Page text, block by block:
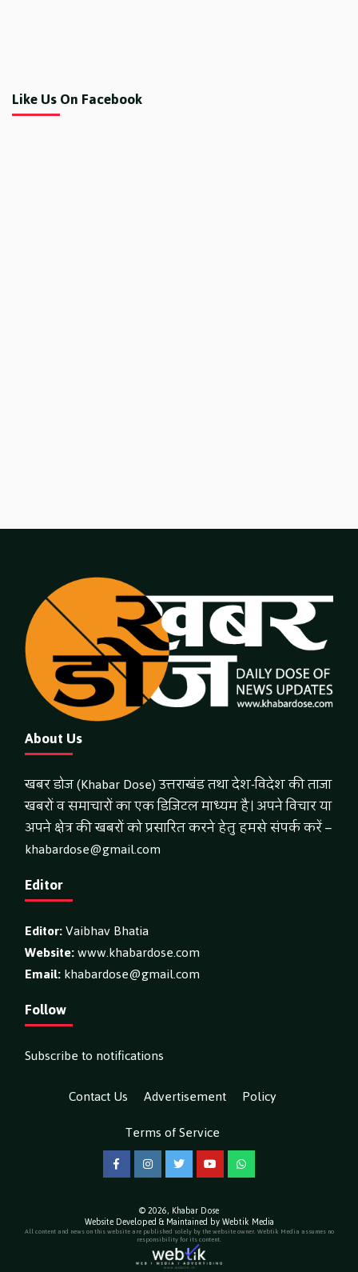
Like Us On Facebook
About Us
खबर डोज (Khabar Dose) उत्तराखंड तथा देश-विदेश की ताजा
खबरों व समाचारों का एक डिजिटल माध्यम है। अपने विचार या
अपने क्षेत्र की खबरों को प्रसारित करने हेतु हमसे संपर्क करें –
khabardose@gmail.com
Editor
Editor:Vaibhav Bhatia
Website:www.khabardose.com
Email:khabardose@gmail.com
Follow
Subscribe to notifications
Contact Us
Advertisement
Policy
Terms of Service
FacebookInstagramTwitterYouTubeWhatsApp
© 2026, Khabar Dose
Website Developed & Maintained by Webtik Media
All content and news on this website are published solely by the website owner. Webtik Media assumes no
responsibility for its content.